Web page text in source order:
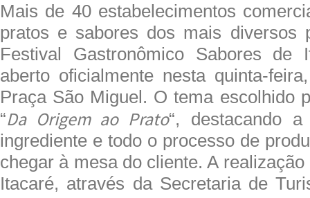
Mais de 40 estabelecimentos
pratos e sabores dos mais diversos
Festival Gastronômico Sabores de
aberto oficialmente nesta quinta-
Praça São Miguel. O tema escolhido
“Da Origem ao Prato“, destacando
ingrediente e todo o processo de
chegar à mesa do cliente. A
Itacaré, através da Secretaria de